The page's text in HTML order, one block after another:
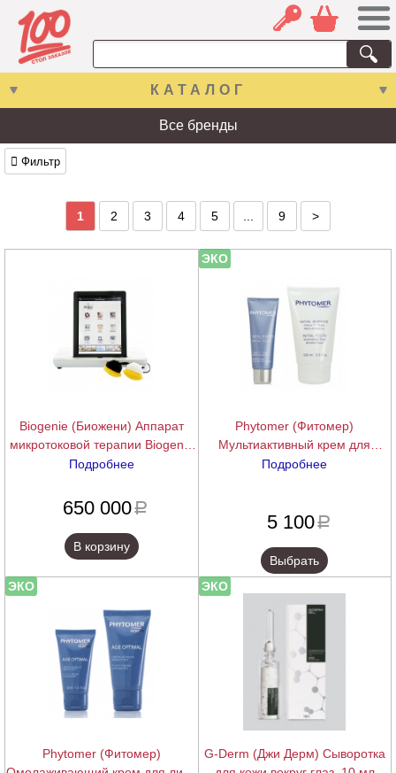
КАТАЛОГ
Все бренды
Фильтр
1 2 3 4 5 9 >
Biogenie (Биожени) Аппарат
микротоковой терапии Biogenie
для лица и груди (Biogenie Face
Подробнее
650 000a
В корзину
ЭКО
Phytomer (Фитомер)
Мультиактивный крем для
коррекции начальных признаков
Action Early Wrinkle Cream),
Подробнее
5 100a
Выбрать
ЭКО
Phytomer (Фитомер)
ЭКО
G-Derm (Джи Дерм) Сыворотка